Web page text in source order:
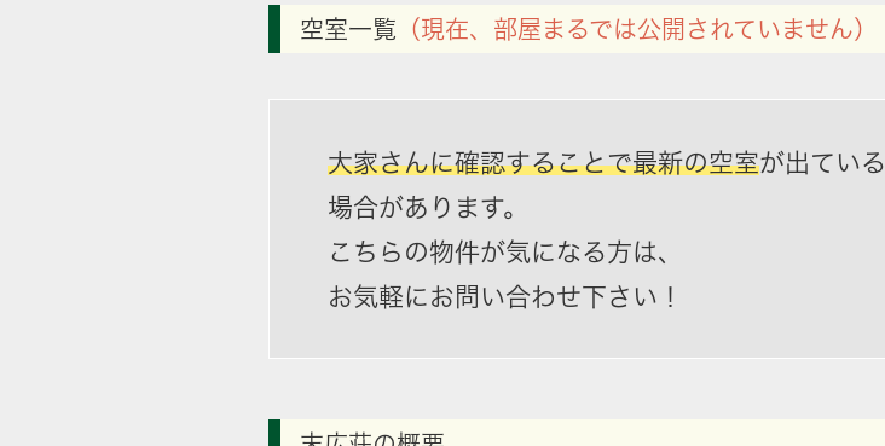
空室一覧 （現在、部屋まるでは公開されていません）
大家さんに確認することで最新の空室が出ている
場合があります。
こちらの物件が気になる方は、
お気軽にお問い合わせ下さい！